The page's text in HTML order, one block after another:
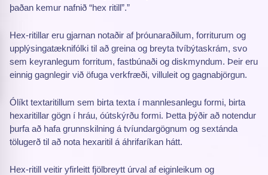
þaðan kemur nafnið “hex ritill”.”
Hex-ritillar eru gjarnan notaðir af þróunaraðilum, forriturum og
upplýsingatæknifólki til að greina og breyta tvíbýtaskrám, svo
sem keyranlegum forritum, fastbúnaði og diskmyndum. Þeir eru
einnig gagnlegir við öfuga verkfræði, villuleit og gagnabjörgun.
Ólíkt textaritillum sem birta texta í mannlesanlegu formi, birta
hexaritillar gögn í hráu, óútskýrðu formi. Þetta þýðir að notendur
þurfa að hafa grunnskilning á tvíundargögnum og sextánda
tölugerð til að nota hexaritil á áhrifaríkan hátt.
Hex-ritill veitir yfirleitt fjölbreytt úrval af eiginleikum og